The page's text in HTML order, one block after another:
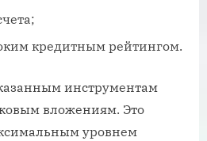
кредитным рейтингом.
инструментам
вложениям. Это
уровнем